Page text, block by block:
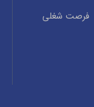
فرصت شغلی